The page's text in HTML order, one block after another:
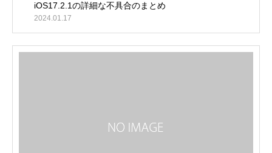
iOS17.2.1の詳細な不具合のまとめ
2024.01.17